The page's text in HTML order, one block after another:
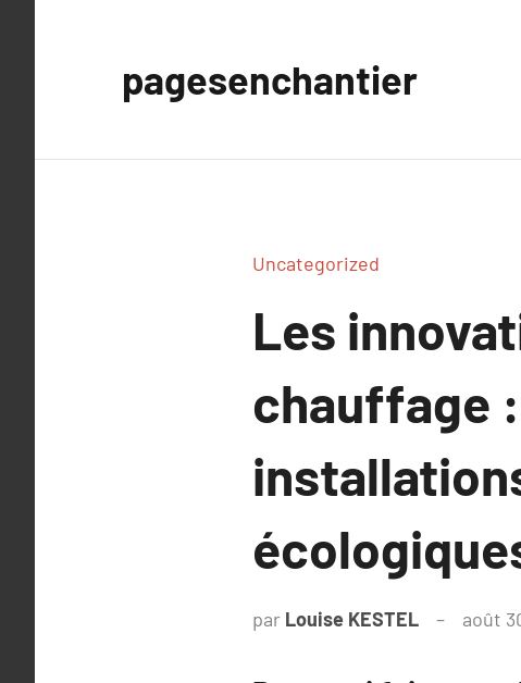
pagesenchantier
Uncategorized
Les
chauffage
par Louise KESTEL août